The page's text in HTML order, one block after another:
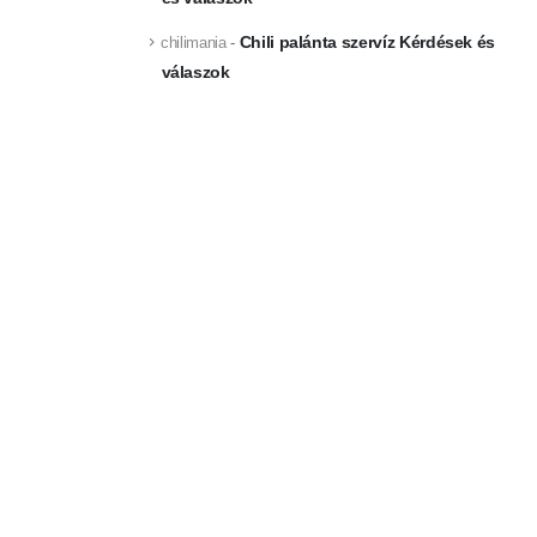
chilimania- Chili palánta szervíz Kérdések és
válaszok